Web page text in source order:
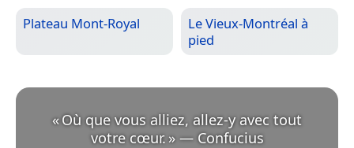
Plateau Mont-Royal
Le Vieux-Montréal à
pied
«Où que vous alliez, allez-y avec tout
votre cœur. » — Confucius